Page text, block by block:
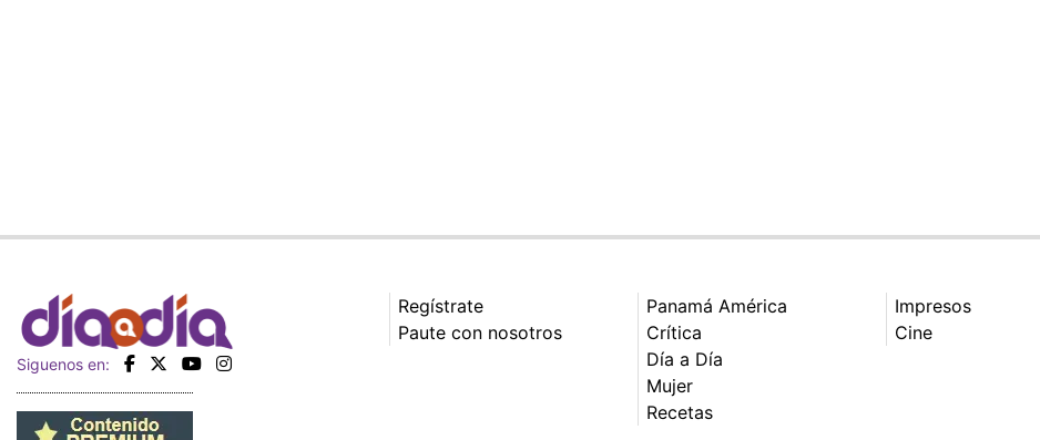
Siguenos en:
Regístrate
Paute con nosotros
Panamá América
Crítica
Día a Día
Mujer
Recetas
Impresos
Cine